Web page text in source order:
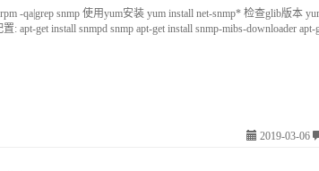
-qa|grep snmp 使用yum安装 yum install net-snmp* 检查glib版本
: apt-get install snmpd snmp apt-get install snmp-mibs-downloader apt-
2019-03-06